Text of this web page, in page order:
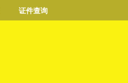
证件查询